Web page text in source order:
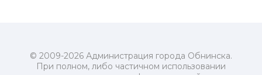
© 2009-2026 Администрация города Обнинска.
При полном, либо частичном использовании